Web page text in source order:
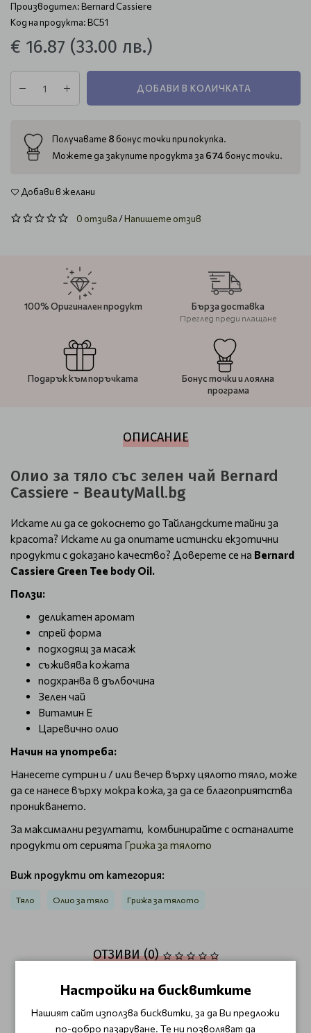
Производител:Bernard Cassiere
Код на продукта: BC51
€ 16.87 (33.00 лв.)
ДОБАВИ В КОЛИЧКАТА
Получавате 8 бонус точки при покупка.
Можете да закупите продукта за 674бонус точки.
Добави в желани
0 отзива/Напишете отзив
100% Оригинален продукт Бърза доставка
Преглед преди плащане
Подарък към поръчката
Бонус точки и лоялна
програма
ОПИСАНИЕ
Олио за тяло със зелен чай Bernard
Cassiere - BeautyMall.bg
Искате ли да се докоснето до Тайландските тайни за
красота? Искате ли да опитате истински екзотични
продукти с доказано качество? Доверете се на Bernard
Cassiere Green Tee body Oil.
Ползи:
деликатен аромат
спрей форма
подходящ за масаж
съживява кожата
подхранва в дълбочина
Зелен чай
Витамин Е
Царевично олио
Начин на употреба:
Нанесете сутрин и / или вечер върху цялото тяло, може
да се нанесе върху мокра кожа, за да се благоприятства
проникването.
За максимални резултати, комбинирайте с останалите
продукти от серията Грижа за тялото
Виж продукти от категория:
Тяло Олио за тяло Грижа за тялото
ОТЗИВИ (0)
Този продукт няма отзиви.
НАПИШЕТЕ ОТЗИВ
Настройки на бисквитките
Нашият сайт използва бисквитки, за да Ви предложи
по-добро пазаруване. Те ни позволяват да